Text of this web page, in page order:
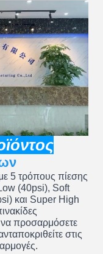
5 τρόπους πίεσης
(40psi), Soft
και Super High
προσαρμόσετε
στις